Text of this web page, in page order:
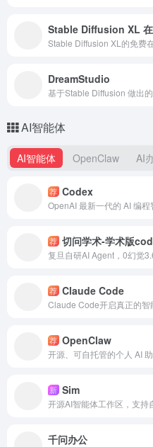
Stable Diffusion XL
Stable Diffusion XL的免费
DreamStudio
基于Stable Diffusion 做出
AI智能体
AI智能体 OpenClaw AI
荐 Codex
OpenAI 最新一代的 AI 编程
荐 切问学术-学术版
复旦自研AI Agent，0幻觉
荐 Claude Code
Claude Code开启真正的智
荐 OpenClaw
新 Sim
千问办公